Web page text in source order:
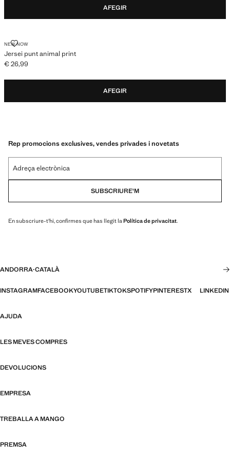
AFEGIR
NEW NOW
Jersei punt animal print
JERSEI PUNT ANIMAL PRINT
Preu actual [€ 26,99 ]
€ 26,99
AFEGIR
Rep promocions exclusives, vendes privades i novetats
Adreça electrònica
SUBSCRIURE'M
En subscriure-t'hi, confirmes que has llegit la Política de privacitat.
ANDORRA·CATALÀ
INSTAGRAMFACEBOOKYOUTUBETIKTOKSPOTIFYPINTERESTX LINKEDIN
AJUDA
LES MEVES COMPRES
DEVOLUCIONS
EMPRESA
TREBALLA A MANGO
PREMSA